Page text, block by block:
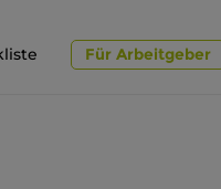
Für Arbeitgeber